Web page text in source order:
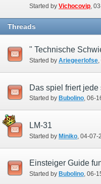
Started by Vichocovip ‎,
Threads
Started by Ariegeerlofse
Das spiel friert
Started by Bubolino‎, 06-
LM-31
Started by Miniko ‎, 04-
Einsteiger Guide
Started by Bubolino‎, 06-